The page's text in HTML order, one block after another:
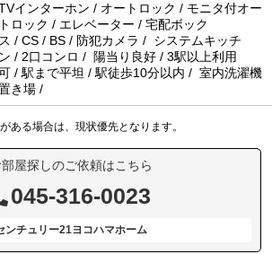
インターホン / オートロック / モニタ付オー
トロック / エレベーター / 宅配ボック
ス / CS / BS / 防犯カメラ / システムキッチ
ン / 2口コンロ / 陽当り良好 / 3駅以上利用
/ 駅まで平坦 / 駅徒歩10分以内 / 室内洗濯機
き場 /
ある場合は、現状優先となります。
部屋探しのご依頼はこちら
045-316-0023
ンチュリー21ヨコハマホーム